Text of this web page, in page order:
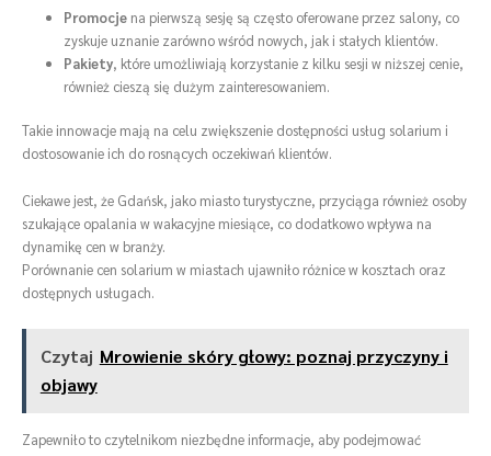
Promocje na pierwszą sesję są często oferowane przez salony, co
zyskuje uznanie zarówno wśród nowych, jak i stałych klientów.
Pakiety, które umożliwiają korzystanie z kilku sesji w niższej cenie,
również cieszą się dużym zainteresowaniem.
Takie innowacje mają na celu zwiększenie dostępności usług solarium i
dostosowanie ich do rosnących oczekiwań klientów.
Ciekawe jest, że Gdańsk, jako miasto turystyczne, przyciąga również osoby
szukające opalania w wakacyjne miesiące, co dodatkowo wpływa na
dynamikę cen w branży.
Porównanie cen solarium w miastach ujawniło różnice w kosztach oraz
dostępnych usługach.
Czytaj Mrowienie skóry głowy: poznaj przyczyny i
objawy
Zapewniło to czytelnikom niezbędne informacje, aby podejmować